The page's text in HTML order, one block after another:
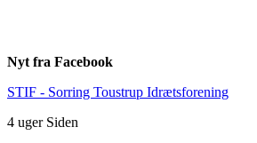
Nyt fra Facebook
STIF - Sorring Toustrup Idrætsforening
4 uger Siden